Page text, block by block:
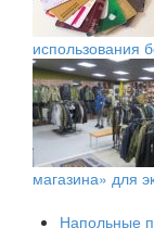
использования
магазина» для
Напольные